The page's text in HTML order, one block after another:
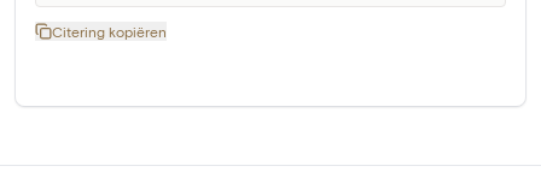
Citering kopiëren